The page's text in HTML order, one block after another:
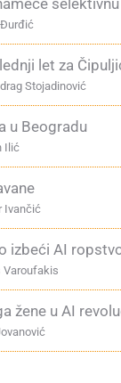
let za
Stojadinović
u Beogradu
Ilić
Ivančić
izbeći AI
Varoufakis
žene u AI